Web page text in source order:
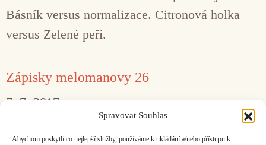
Spravovat Souhlas
Abychom poskytli co nejlepší služby, používáme k ukládání a/nebo přístupu k
Básník versus normalizace. Citronová holka
versus Zelené peří.
Zápisky melomanovy 26
7. 7. 2017